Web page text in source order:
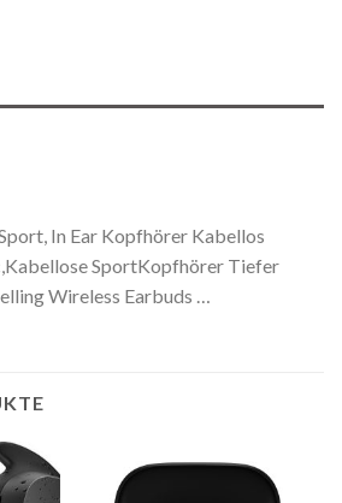
In Ear Kopfhörer Kabellos
SportKopfhörer Tiefer
Wireless Earbuds …